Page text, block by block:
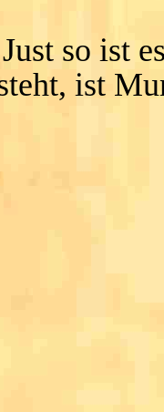
so ist
ist